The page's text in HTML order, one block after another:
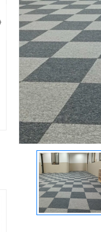
Bàn ghế gỗ nhựa